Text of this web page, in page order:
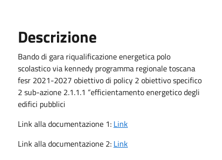
Descrizione
Bando di gara riqualificazione energetica polo
scolastico via kennedy programma regionale toscana
fesr 2021-2027 obiettivo di policy 2 obiettivo specifico
2 sub-azione 2.1.1.1 “efficientamento energetico degli
edifici pubblici
Link alla documentazione 1: Link
Link alla documentazione 2: Link